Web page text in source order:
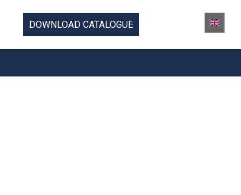
DOWNLOAD CATALOGUE